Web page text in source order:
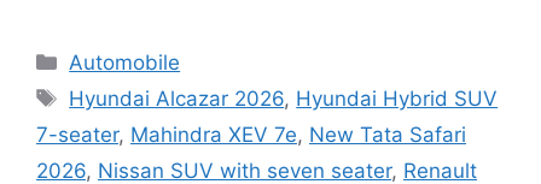
Categories
Automobile
Tags
Hyundai Alcazar 2026, Hyundai Hybrid SUV
7-seater, Mahindra XEV 7e, New Tata Safari
2026, Nissan SUV with seven seater, Renault